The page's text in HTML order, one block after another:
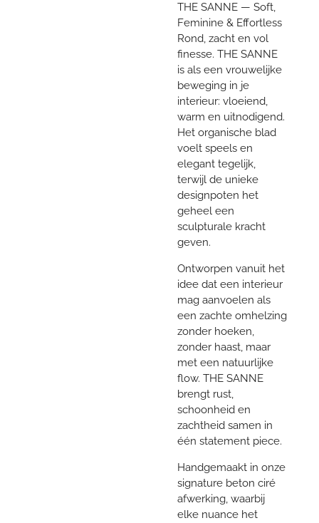
THE SANNE — Soft,
Feminine & Effortless
Rond, zacht en vol
finesse. THE SANNE
is als een vrouwelijke
beweging in je
interieur: vloeiend,
warm en uitnodigend.
Het organische blad
voelt speels en
elegant tegelijk,
terwijl de unieke
designpoten het
geheel een
sculpturale kracht
geven.
Ontworpen vanuit het
idee dat een interieur
mag aanvoelen als
een zachte omhelzing
zonder hoeken,
zonder haast, maar
met een natuurlijke
flow. THE SANNE
brengt rust,
schoonheid en
zachtheid samen in
één statement piece.
Handgemaakt in onze
signature beton ciré
afwerking, waarbij
elke nuance het